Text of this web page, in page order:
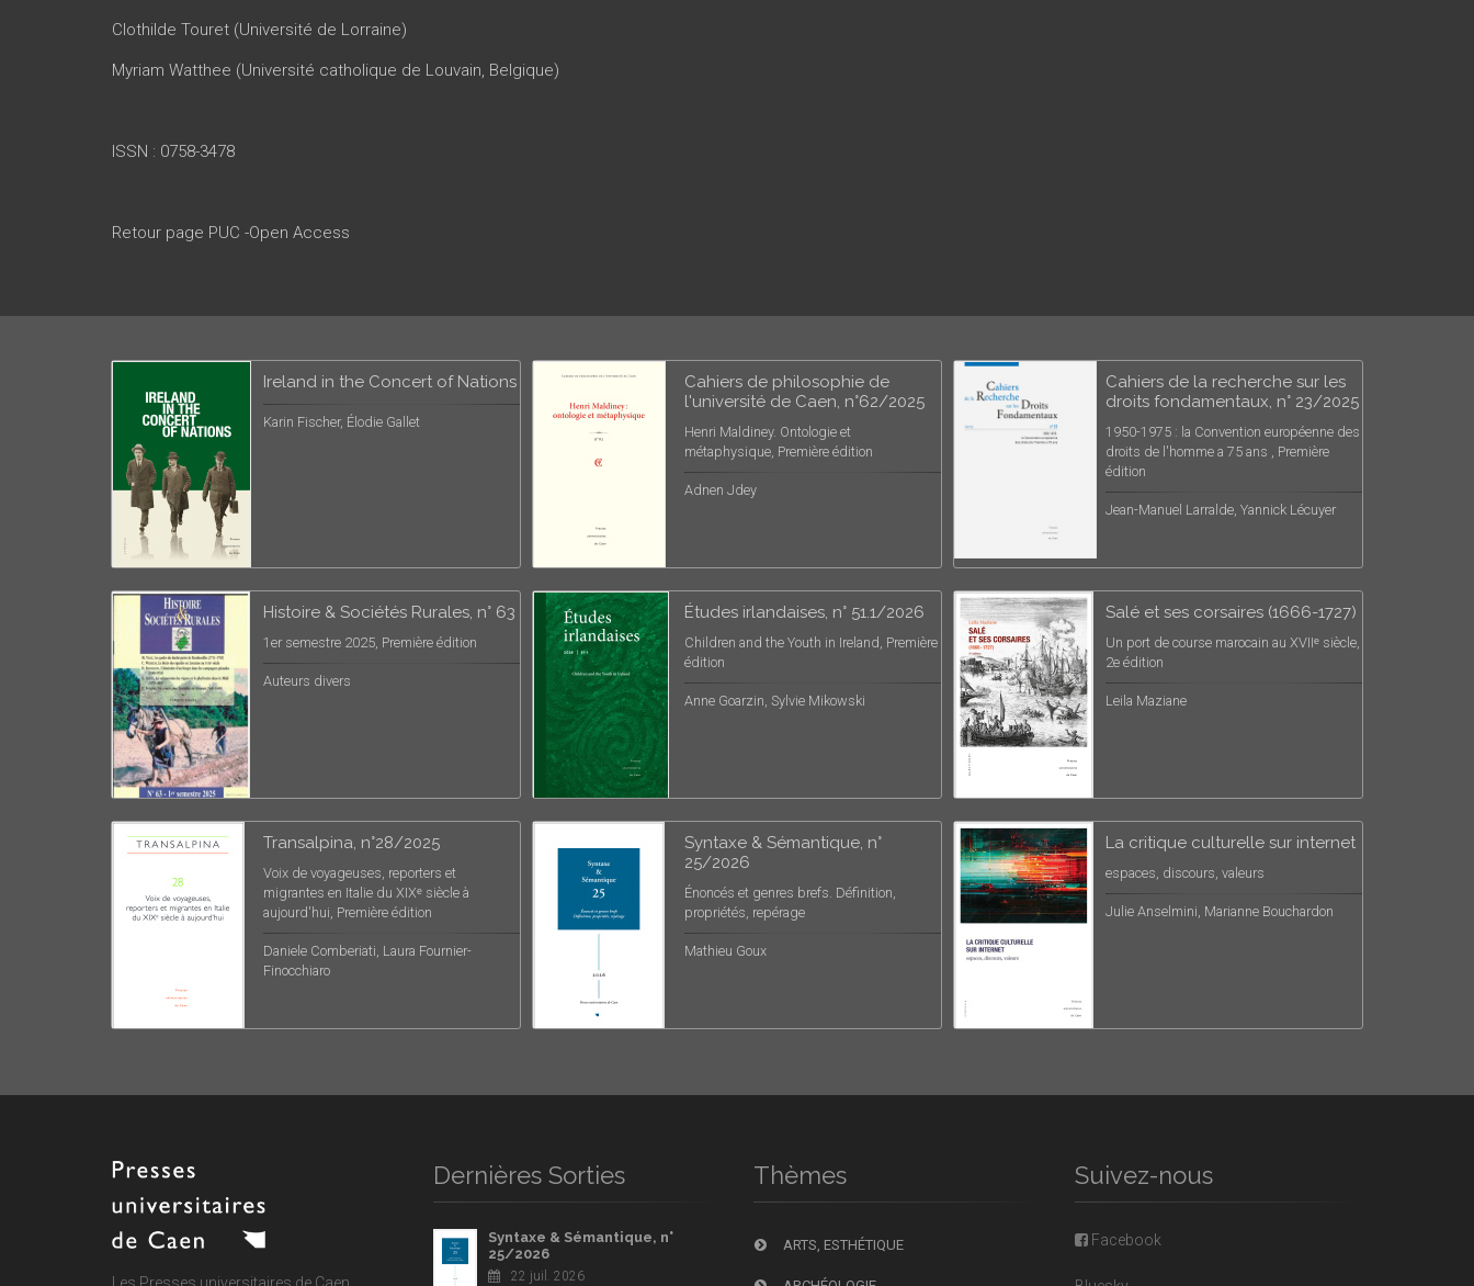
Clothilde Touret (Université de Lorraine)
Myriam Watthee (Université catholique de Louvain, Belgique)
ISSN : 0758-3478
Retour page PUC -Open Access
Ireland in the Concert of Nations
Karin Fischer, Élodie Gallet
Cahiers de philosophie de
l'université de Caen, n°62/2025
Henri Maldiney. Ontologie et
métaphysique, Première édition
Adnen Jdey
Cahiers de la recherche sur les
droits fondamentaux, n° 23/2025
1950-1975 : la Convention européenne des
droits de l'homme a 75 ans , Première
édition
Jean-Manuel Larralde, Yannick Lécuyer
Histoire & Sociétés Rurales, n° 63
1er semestre 2025, Première édition
Auteurs divers
Études irlandaises, n° 51.1/2026
Children and the Youth in Ireland, Première
édition
Anne Goarzin, Sylvie Mikowski
Salé et ses corsaires (1666-1727)
Un port de course marocain au XVIIᵉ siècle,
2e édition
Leila Maziane
Transalpina, n°28/2025
Voix de voyageuses, reporters et
migrantes en Italie du XIXᵉ siècle à
aujourd'hui, Première édition
Daniele Comberiati, Laura Fournier-
Finocchiaro
Syntaxe & Sémantique, n°
25/2026
Énoncés et genres brefs. Définition,
propriétés, repérage
Mathieu Goux
La critique culturelle sur internet
espaces, discours, valeurs
Julie Anselmini, Marianne Bouchardon
Dernières Sorties
Syntaxe & Sémantique, n°
25/2026
22 juil. 2026
Thèmes
ARTS, ESTHÉTIQUE
Suivez-nous
Facebook